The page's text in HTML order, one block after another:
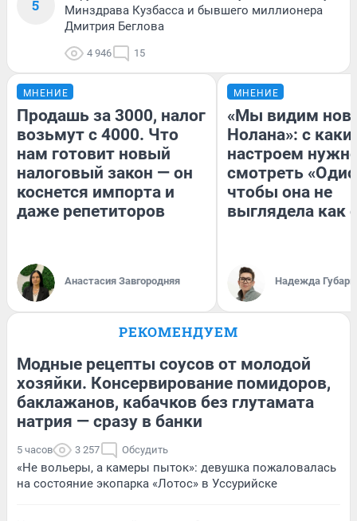
5
Минздрава Кузбасса и бывшего миллионера
Дмитрия Беглова
4 946 15
МНЕНИЕ
Продашь за 3000, налог
возьмут с 4000. Что
нам готовит новый
налоговый закон — он
коснется импорта и
даже репетиторов
Анастасия Завгородняя
МНЕНИЕ
«Мы видим
Нолана»: с
настроем
смотреть
чтобы она не
выглядела как
Надежда Губарь
РЕКОМЕНДУЕМ
Модные рецепты соусов от молодой
хозяйки. Консервирование помидоров,
баклажанов, кабачков без глутамата
натрия — сразу в банки
5 часов 3 257 Обсудить
«Не вольеры, а камеры пыток»: девушка пожаловалась
на состояние экопарка «Лотос» в Уссурийске